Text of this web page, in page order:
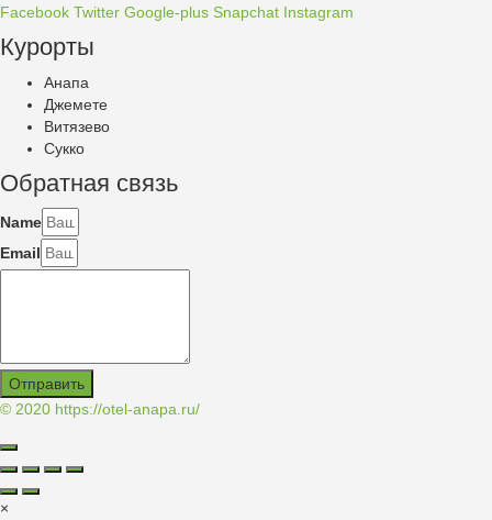
Facebook Twitter Google-plus Snapchat Instagram
Курорты
Анапа
Джемете
Витязево
Сукко
Обратная связь
Name
Email
Отправить
© 2020 https://otel-anapa.ru/
×